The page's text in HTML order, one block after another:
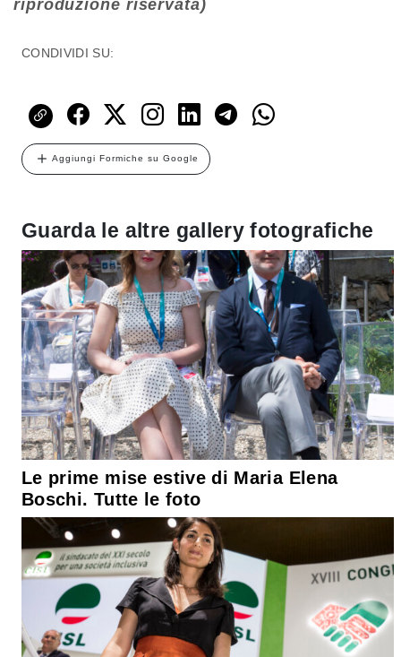
riproduzione riservata)
CONDIVIDI SU:
Aggiungi Formiche su Google
Guarda le altre gallery fotografiche
Le prime mise estive di Maria Elena
Boschi. Tutte le foto